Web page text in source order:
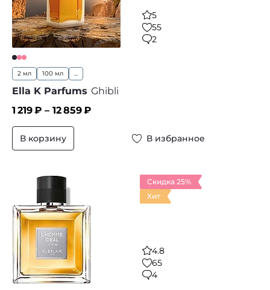
5
55
2
2 мл 100 мл ...
Ella K Parfums Ghibli
1 219₽ – 12 859₽
В корзину В избранное
Скидка 25%
Хит
4.8
65
4